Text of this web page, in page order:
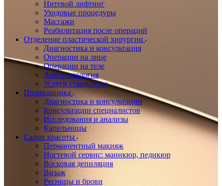
Нитевой лифтинг
Уходовые процедуры
Массажи
Реабилитация после операций
Отделение пластической хирургии
Диагностика и консультация
Операции на лице
Операции на теле
Анестезиология
Услуги стационара
Поликлиника
Диагностика и консультации
Консультации специалистов
Исследования и анализы
Капельницы
Салон красоты
Перманентный макияж
Ногтевой сервис: маникюр, педикюр
Восковая депиляция
Визаж
Ресницы и брови